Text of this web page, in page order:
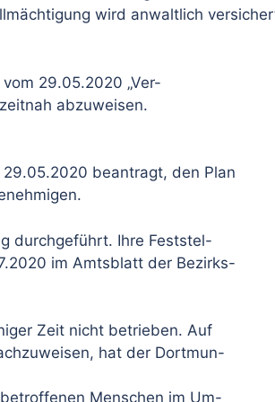
wird anwaltlich
29.05.2020 „Ver-
abzuweisen.
beantragt, den Plan
durchgeführt. Ihre Feststel-
im Amtsblatt der Bezirks-
Zeit nicht betrieben. Auf
hat der Dortmun-
Menschen im Um-